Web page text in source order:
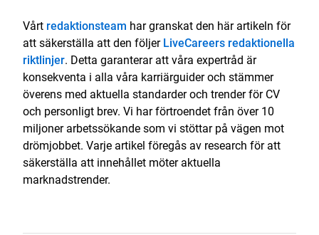
Vårt redaktionsteam har granskat den här artikeln för
att säkerställa att den följerLiveCareers redaktionella
riktlinjer. Detta garanterar att våra expertråd är
konsekventa i alla våra karriärguider och stämmer
överens med aktuella standarder och trender för CV
och personligt brev. Vi har förtroendet från över 10
miljoner arbetssökande som vi stöttar på vägen mot
drömjobbet. Varje artikel föregås av research för att
säkerställa att innehållet möter aktuella
marknadstrender.